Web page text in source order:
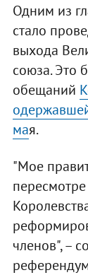
Одним из
стало
выхода
союза. Это
обещаний
мая.
"Мое
членов", –